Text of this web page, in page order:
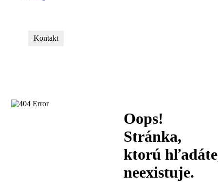
Kontakt
Oops!
Stránka,
ktorú
neexistuje.